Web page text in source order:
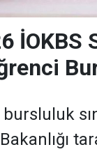
İOKBS